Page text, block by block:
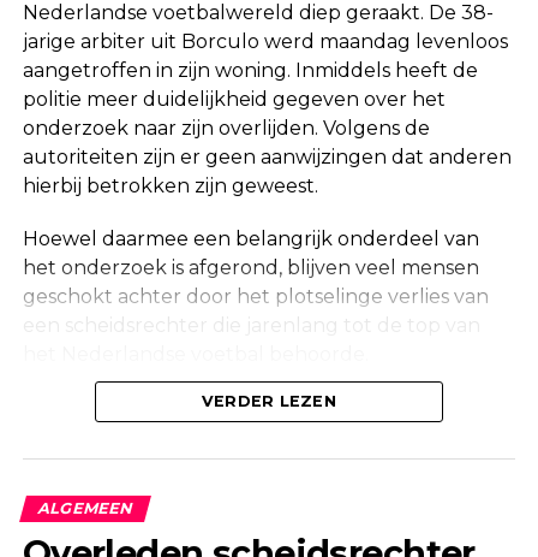
Nederlandse voetbalwereld diep geraakt. De 38-
jarige arbiter uit Borculo werd maandag levenloos
aangetroffen in zijn woning. Inmiddels heeft de
politie meer duidelijkheid gegeven over het
onderzoek naar zijn overlijden. Volgens de
autoriteiten zijn er geen aanwijzingen dat anderen
hierbij betrokken zijn geweest.
Hoewel daarmee een belangrijk onderdeel van
het onderzoek is afgerond, blijven veel mensen
geschokt achter door het plotselinge verlies van
een scheidsrechter die jarenlang tot de top van
Onderzoek na vondst in woning
Maandag werd in een woning aan de Korte
Molenstraat in Borculo een overleden persoon
aangetroffen. Kort daarna bevestigde de politie
VERDER LEZEN
ALGEMEEN